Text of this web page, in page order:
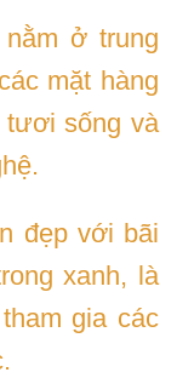
ở trung
mặt hàng
tươi sống và
đẹp với bãi
xanh, là
gia các